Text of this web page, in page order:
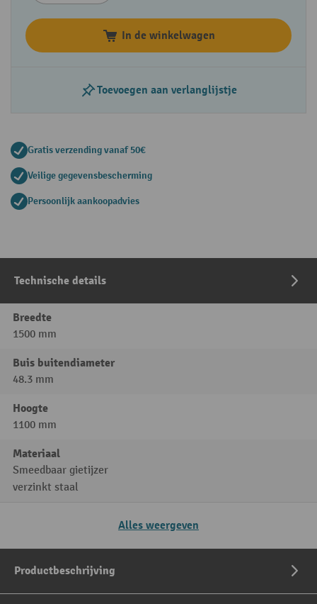
In de winkelwagen
Toevoegen aan verlanglijstje
Gratis verzending vanaf 50€
Veilige gegevensbescherming
Persoonlijk aankoopadvies
Technische details
Breedte
1500 mm
Buis buitendiameter
48.3 mm
Hoogte
1100 mm
Materiaal
Smeedbaar gietijzer
verzinkt staal
Alles weergeven
Productbeschrijving